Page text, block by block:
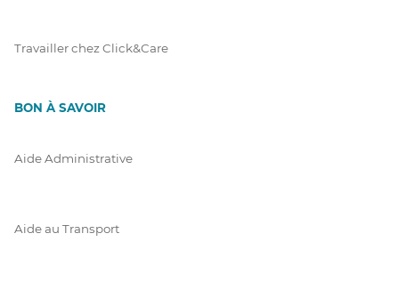
Travailler chez Click&Care
BON À SAVOIR
Aide Administrative
Aide au Transport